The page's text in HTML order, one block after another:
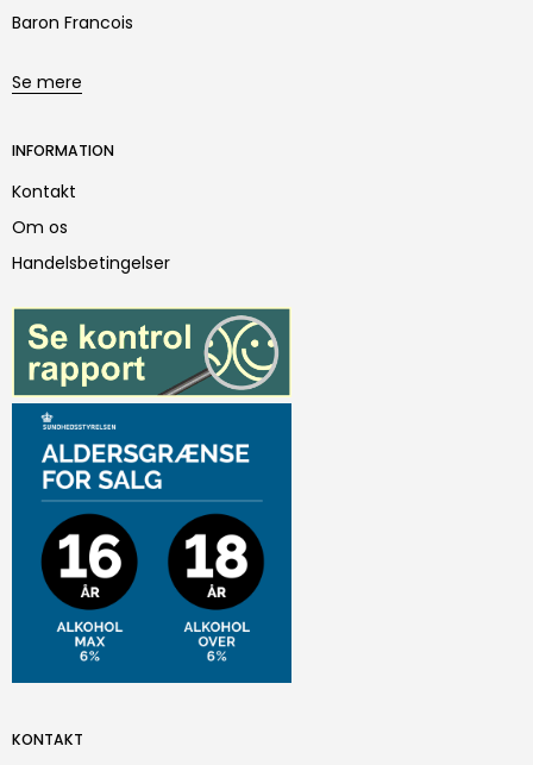
Baron Francois
Se mere
INFORMATION
Kontakt
Om os
Handelsbetingelser
KONTAKT